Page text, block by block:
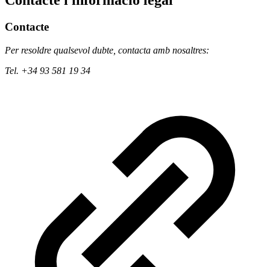
Contacte
Per resoldre qualsevol dubte, contacta amb nosaltres:
Tel. +34 93 581 19 34